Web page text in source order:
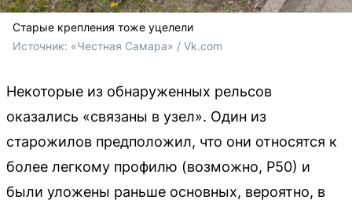
Старые крепления тоже уцелели
Источник: «Честная Самара» / Vk.com
Некоторые из обнаруженных рельсов
оказались «связаны в узел». Один из
старожилов предположил, что они относятся к
более легкому профилю (возможно, Р50) и
были уложены раньше основных, вероятно, в